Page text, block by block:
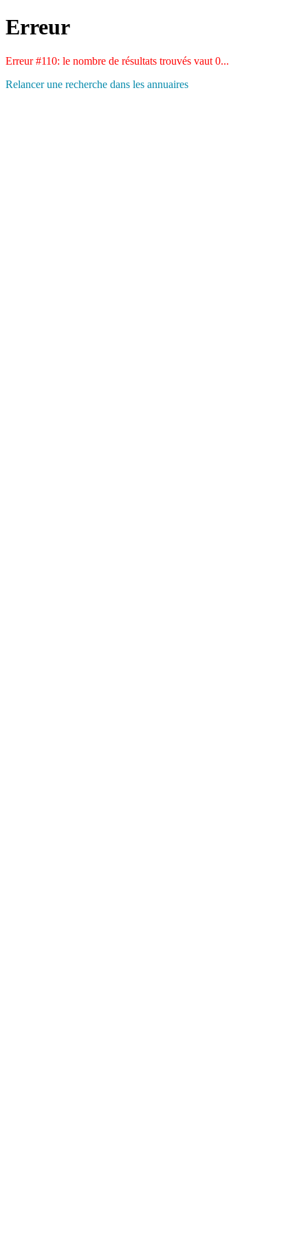
Erreur
Erreur #110: le nombre de résultats trouvés vaut 0...
Relancer une recherche dans les annuaires